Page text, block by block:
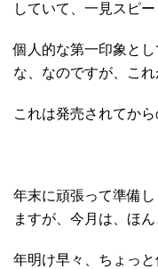
していて、一見スピ
個人的な第一印象と
な、なのですが、こ
これは発売されてか
年末に頑張って準備
ますが、今月は、ほ
年明け早々、ちょっ